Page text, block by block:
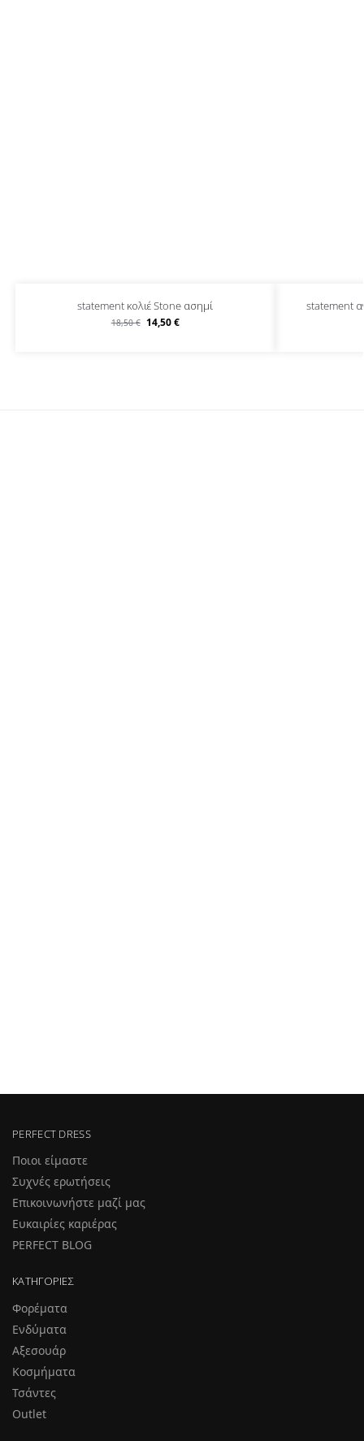
statement κολιέ Stone ασημί
18,50€ 14,50€
statement
PERFECT DRESS
Ποιοι είμαστε
Συχνές ερωτήσεις
Επικοινωνήστε μαζί μας
Ευκαιρίες καριέρας
PERFECT BLOG
ΚΑΤΗΓΟΡΊΕΣ
Φορέματα
Ενδύματα
Αξεσουάρ
Κοσμήματα
Τσάντες
Outlet